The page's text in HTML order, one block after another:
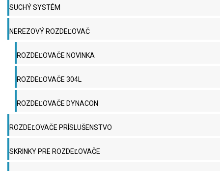
SUCHÝ SYSTÉM
NEREZOVÝ ROZDEĽOVAČ
ROZDEĽOVAČE NOVINKA
ROZDEĽOVAČE 304L
ROZDEĽOVAČE DYNACON
ROZDEĽOVAČE PRÍSLUŠENSTVO
SKRINKY PRE ROZDEĽOVAČE